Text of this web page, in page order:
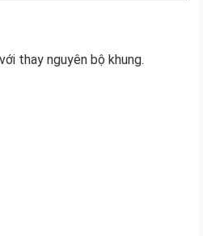
thay nguyên bộ khung.